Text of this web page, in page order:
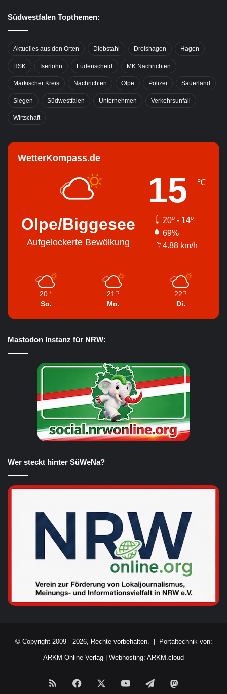
Südwestfalen Topthemen:
Aktuelles aus den Orten Diebstahl Drolshagen Hagen
HSK Iserlohn Lüdenscheid MK Nachrichten
Märkischer Kreis Nachrichten Olpe Polizei Sauerland
Siegen Südwestfalen Unternehmen Verkehrsunfall
Wirtschaft
WetterKompass.de
Olpe/Biggesee
Aufgelockerte Bewölkung
15 ℃
20º - 14º
69%
4.88 km/h
20 ℃
So.
21 ℃
Mo.
22 ℃
Di.
Mastodon Instanz für NRW:
Wer steckt hinter SüWeNa?
© Copyright 2009 - 2026, Rechte vorbehalten. | Portaltechnik von:
ARKM Online Verlag Webhosting: ARKM.cloud
RSS Facebook YouTubeTelegram